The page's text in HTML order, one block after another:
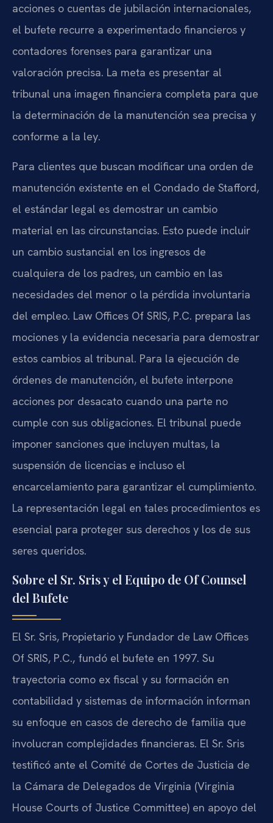
acciones o cuentas de jubilación internacionales,
el bufete recurre a experimentado financieros y
contadores forenses para garantizar una
valoración precisa. La meta es presentar al
tribunal una imagen financiera completa para que
la determinación de la manutención sea precisa y
conforme a la ley.
Para clientes que buscan modificar una orden de
manutención existente en el Condado de Stafford,
el estándar legal es demostrar un cambio
material en las circunstancias. Esto puede incluir
un cambio sustancial en los ingresos de
cualquiera de los padres, un cambio en las
necesidades del menor o la pérdida involuntaria
del empleo. Law Offices Of SRIS, P.C. prepara las
mociones y la evidencia necesaria para demostrar
estos cambios al tribunal. Para la ejecución de
órdenes de manutención, el bufete interpone
acciones por desacato cuando una parte no
cumple con sus obligaciones. El tribunal puede
imponer sanciones que incluyen multas, la
suspensión de licencias e incluso el
encarcelamiento para garantizar el cumplimiento.
La representación legal en tales procedimientos es
esencial para proteger sus derechos y los de sus
seres queridos.
Sobre el Sr. Sris y el Equipo de Of Counsel
del Bufete
El Sr. Sris, Propietario y Fundador de Law Offices
Of SRIS, P.C., fundó el bufete en 1997. Su
trayectoria como ex fiscal y su formación en
contabilidad y sistemas de información informan
su enfoque en casos de derecho de familia que
involucran complejidades financieras. El Sr. Sris
testificó ante el Comité de Cortes de Justicia de
la Cámara de Delegados de Virginia (Virginia
House Courts of Justice Committee) en apoyo del